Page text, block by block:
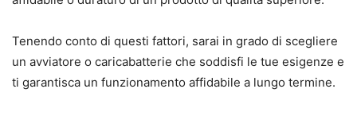
Tenendo conto di questi fattori, sarai in grado di scegliere
un avviatore o caricabatterie che soddisfi le tue esigenze e
ti garantisca un funzionamento affidabile a lungo termine.